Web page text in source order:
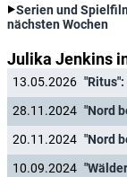
Serien und
nächsten Wochen
Julika Jenkins
13.05.2026
28.11.2024
20.11.2024 "Nord
10.09.2024